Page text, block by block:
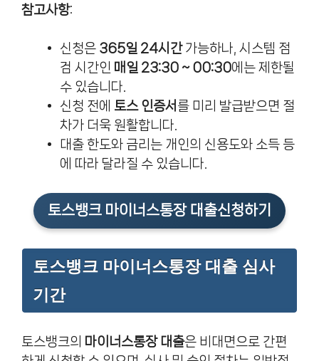
참고사항:
신청은 365일 24시간가능하나, 시스템 점
검 시간인 매일 23:30 ~ 00:30에는 제한될
수 있습니다.
신청 전에 토스 인증서 를 미리 발급받으면 절
차가 더욱 원활합니다.
대출 한도와 금리는 개인의 신용도와 소득 등
에 따라 달라질 수 있습니다.
토스뱅크 마이너스통장 대출신청하기
토스뱅크 마이너스통장 대출 심사
기간
토스뱅크의 마이너스통장 대출은 비대면으로 간편